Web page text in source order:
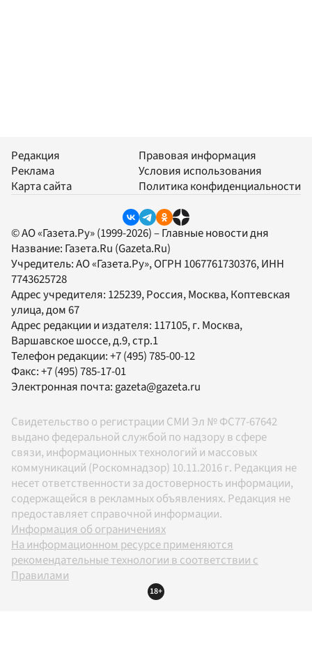
Редакция
Реклама
Карта сайта
Правовая информация
Условия использования
Политика конфиденциальности
© АО «Газета.Ру» (1999-2026) – Главные новости дня
Название: Газета.Ru (Gazeta.Ru)
Учредитель:АО «Газета.Ру», ОГРН 1067761730376, ИНН
7743625728
Адрес учредителя: 125239, Россия, Москва, Коптевская
улица, дом 67
Адрес редакции и издателя: 117105, г. Москва,
Варшавское шоссе, д.9, стр.1
Телефон редакции:+7 (495) 785-00-12
Факс:+7 (495) 785-17-01
Электронная почта: gazeta@gazeta.ru
Свидетельство о регистрации СМИ Эл № ФС77-67642
выдано федеральной службой по надзору в сфере
связи, информационных технологий и массовых
коммуникаций (Роскомнадзор) 10.11.2016 г. Редакция не
несет ответственности за достоверность информации,
содержащейся в рекламных объявлениях. Редакция не
предоставляет справочной информации.
Информация об ограничениях
На информационном ресурсе применяются
рекомендательные технологии в соответствии с
Правилами
18+